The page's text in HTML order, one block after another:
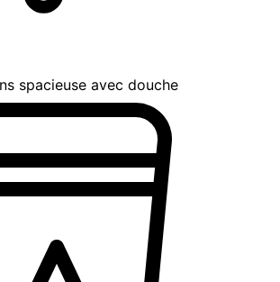
spacieuse avec douche